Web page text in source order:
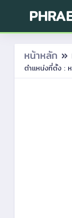
หน้าหลัก »
ตำแหน่งที่ตั้ง :